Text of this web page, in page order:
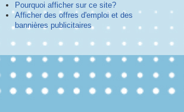
Pourquoi afficher sur ce site?
Afficher des offres d'emploi et des
bannières publicitaires